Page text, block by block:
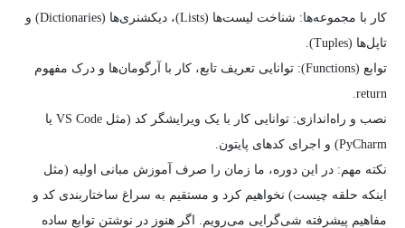
کار با مجموعه‌ها: شناخت لیست‌ها (Lists)، دیکشنری‌ها (Dictionaries) و
تاپل‌ها (Tuples).
توابع (Functions): توانایی تعریف تابع، کار با آرگومان‌ها و درک مفهوم
return.
نصب و راه‌اندازی: توانایی کار با یک ویرایشگر کد (مثل VS Code یا
PyCharm) و اجرای کدهای پایتون.
نکته مهم: در این دوره، ما زمان را صرف آموزش مبانی اولیه (مثل
اینکه حلقه چیست) نخواهیم کرد و مستقیم به سراغ ساختاربندی کد و
مفاهیم پیشرفته شی‌گرایی می‌رویم. اگر هنوز در نوشتن توابع ساده